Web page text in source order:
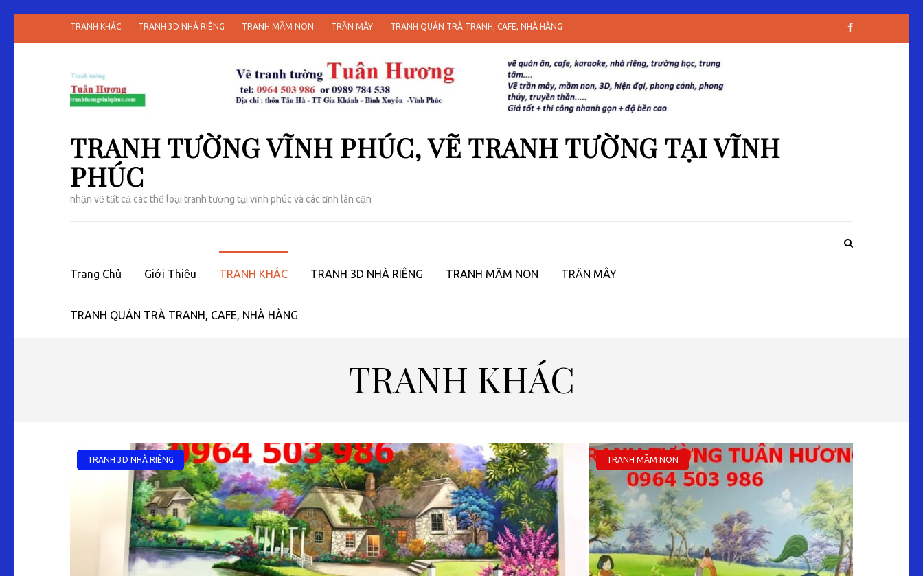
TRANH KHÁC TRANH 3D NHÀ RIÊNG TRANH MẦM NON TRẦN MÂY TRANH QUÁN TRÀ TRANH, CAFE, NHÀ HÀNG
TRANH TƯỜNG VĨNH PHÚC, VẼ TRANH TƯỜNG TẠI VĨNH
PHÚC
nhận vẽ tất cả các thể loại tranh tường tại vĩnh phúc và các tỉnh lân cận
Trang Chủ Giới Thiệu TRANH KHÁC TRANH 3D NHÀ RIÊNG TRANH MẦM NON TRẦN MÂY
TRANH QUÁN TRÀ TRANH, CAFE, NHÀ HÀNG
TRANH KHÁC
TRANH 3D NHÀ RIÊNG TRANH MẦM NON